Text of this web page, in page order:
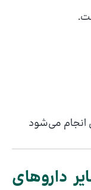
انجام می‌شود
داروهای